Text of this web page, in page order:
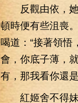
反觀由依，她
頓時便有些沮喪
喝道：“接著領
會，你底子薄，
有，那我看你還
紅姬舍不得妹